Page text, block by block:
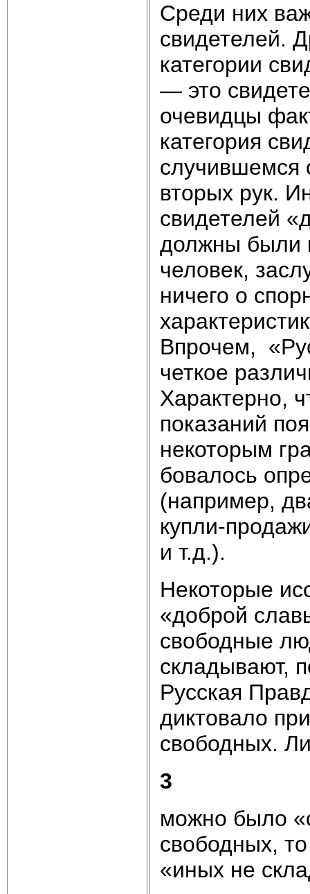
Среди них
свидетелей.
категории
— это
очевидцы
категория
случившемся
вторых рук.
свидете­лей
должны были
человек,
ничего о
Впрочем,
четкое
Характерно,
пока­заний
некоторым
бовалось
(например,
купли-
и т.д.).
Некоторые
«доброй
свободные
складывают,
Русская
диктовало
свободных.
3
можно было
свободных,
«иных не